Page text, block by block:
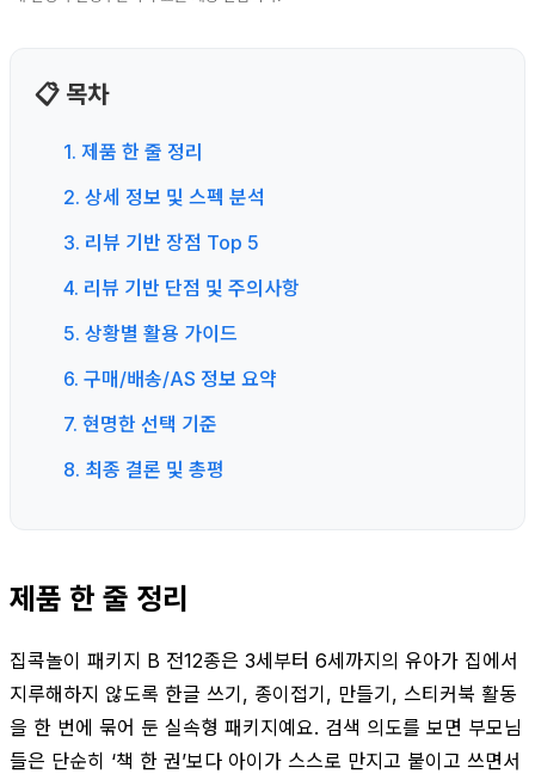
📋 목차
1. 제품 한 줄 정리
2. 상세 정보 및 스펙 분석
3. 리뷰 기반 장점 Top 5
4. 리뷰 기반 단점 및 주의사항
5. 상황별 활용 가이드
6. 구매/배송/AS 정보 요약
7. 현명한 선택 기준
8. 최종 결론 및 총평
제품 한 줄 정리
집콕놀이 패키지 B 전12종은 3세부터 6세까지의 유아가 집에서
지루해하지 않도록 한글 쓰기, 종이접기, 만들기, 스티커북 활동
을 한 번에 묶어 둔 실속형 패키지예요. 검색 의도를 보면 부모님
들은 단순히 ‘책 한 권’보다 아이가 스스로 만지고 붙이고 쓰면서